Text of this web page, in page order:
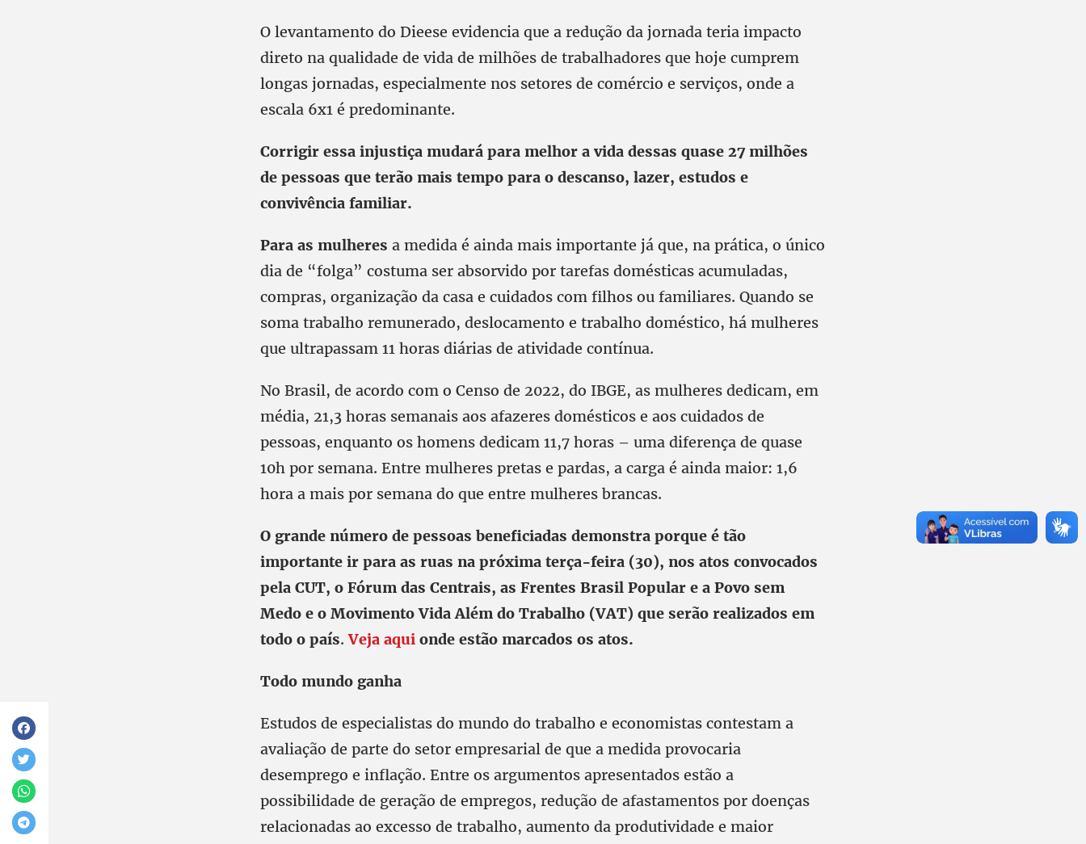
O levantamento do Dieese evidencia que a redução da jornada teria impacto
direto na qualidade de vida de milhões de trabalhadores que hoje cumprem
longas jornadas, especialmente nos setores de comércio e serviços, onde a
escala 6x1 é predominante.
Corrigir essa injustiça mudará para melhor a vida dessas quase 27 milhões
de pessoas que terão mais tempo para o descanso, lazer, estudos e
convivência familiar.
Para as mulheres a medida é ainda mais importante já que, na prática, o único
dia de “folga” costuma ser absorvido por tarefas domésticas acumuladas,
compras, organização da casa e cuidados com filhos ou familiares. Quando se
soma trabalho remunerado, deslocamento e trabalho doméstico, há mulheres
que ultrapassam 11 horas diárias de atividade contínua.
No Brasil, de acordo com o Censo de 2022, do IBGE, as mulheres dedicam, em
média, 21,3 horas semanais aos afazeres domésticos e aos cuidados de
pessoas, enquanto os homens dedicam 11,7 horas – uma diferença de quase
10h por semana. Entre mulheres pretas e pardas, a carga é ainda maior: 1,6
hora a mais por semana do que entre mulheres brancas.
O grande número de pessoas beneficiadas demonstra porque é tão
importante ir para as ruas na próxima terça-feira (30), nos atos convocados
pela CUT, o Fórum das Centrais, as Frentes Brasil Popular e a Povo sem
Medo e o Movimento Vida Além do Trabalho (VAT) que serão realizados em
todo o país.Veja aqui onde estão marcados os atos.
Todo mundo ganha
Estudos de especialistas do mundo do trabalho e economistas contestam a
avaliação de parte do setor empresarial de que a medida provocaria
desemprego e inflação. Entre os argumentos apresentados estão a
possibilidade de geração de empregos, redução de afastamentos por doenças
relacionadas ao excesso de trabalho, aumento da produtividade e maior